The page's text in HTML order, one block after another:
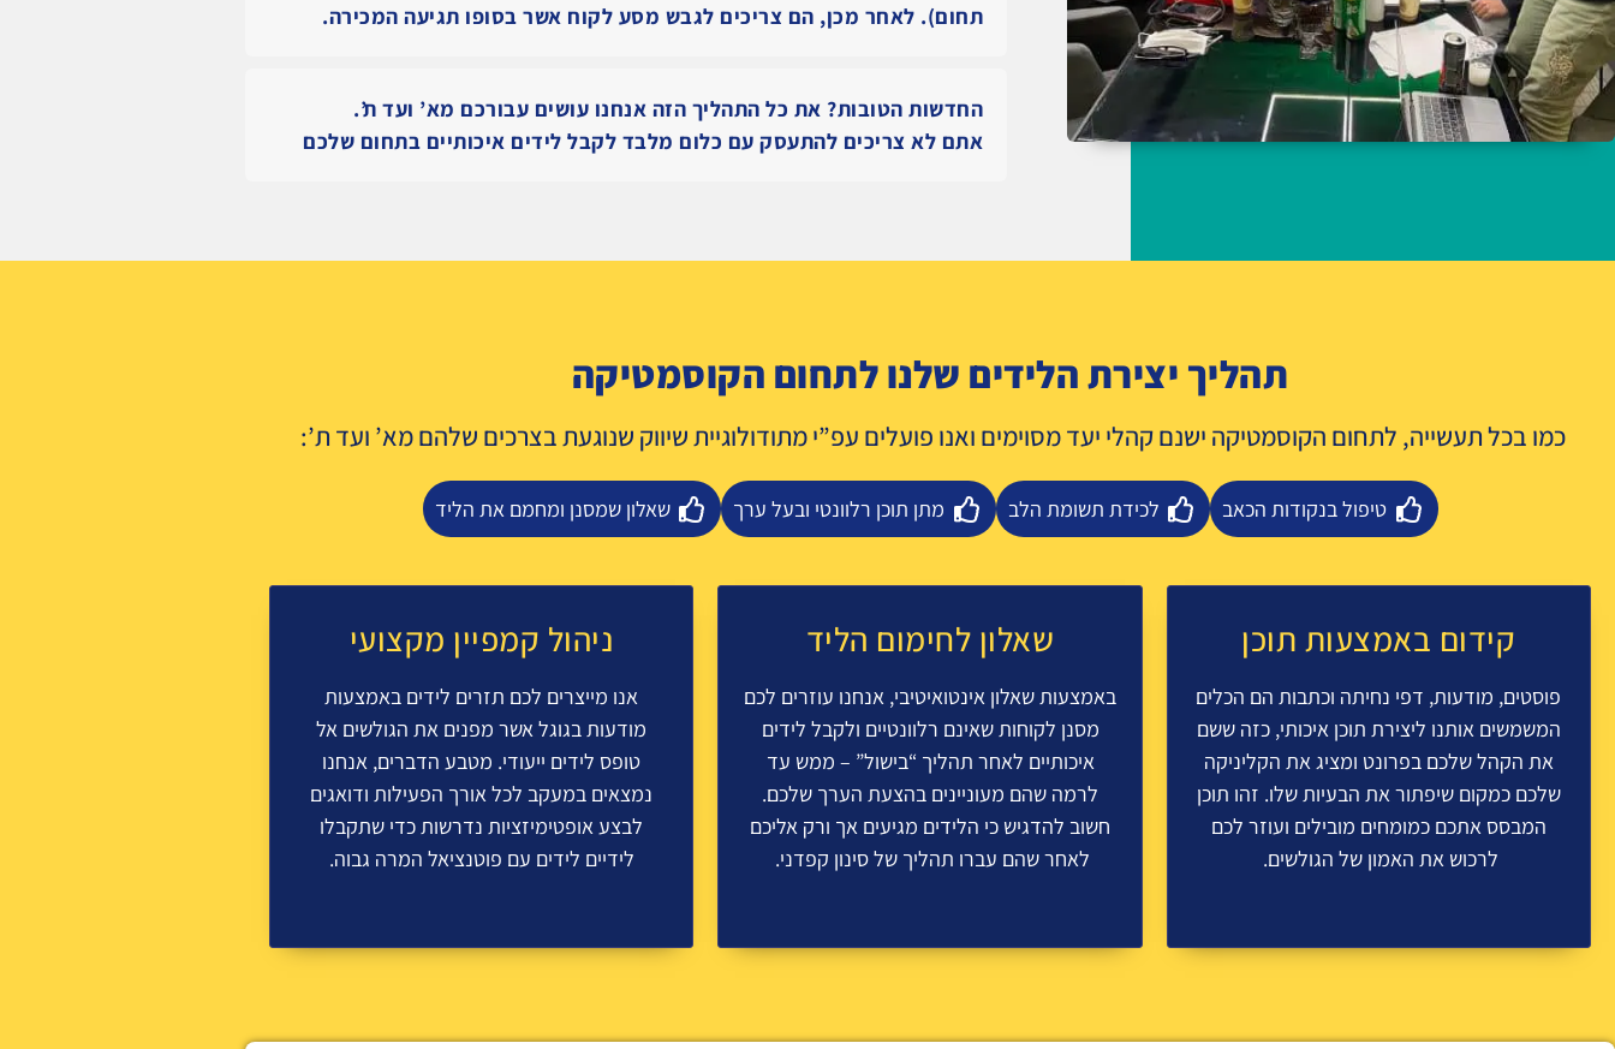
תחום). לאחר מכן, הם צריכים לגבש מסע לקוח אשר בסופו תגיעה המכירה.
החדשות הטובות? את כל התהליך הזה אנחנו עושים עבורכם מא’ ועד ת’.
אתם לא צריכים להתעסק עם כלום מלבד לקבל לידים איכותיים בתחום שלכם
תהליך יצירת הלידים שלנו לתחום הקוסמטיקה
כמו בכל תעשייה, לתחום הקוסמטיקה ישנם קהלי יעד מסוימים ואנו פועלים עפ”י מתודולוגיית שיווק שנוגעת בצרכים שלהם מא’ ועד ת’:
טיפול בנקודות הכאב לכידת תשומת הלב מתן תוכן רלוונטי ובעל ערך שאלון שמסנן ומחמם את הליד
קידום באמצעות תוכן
פוסטים, מודעות, דפי נחיתה וכתבות הם הכלים
המשמשים אותנו ליצירת תוכן איכותי, כזה ששם
את הקהל שלכם בפרונט ומציג את הקליניקה
שלכם כמקום שיפתור את הבעיות שלו. זהו תוכן
המבסס אתכם כמומחים מובילים ועוזר לכם
לרכוש את האמון של הגולשים.
שאלון לחימום הליד
באמצעות שאלון אינטואיטיבי, אנחנו עוזרים לכם
מסנן לקוחות שאינם רלוונטיים ולקבל לידים
איכותיים לאחר תהליך “בישול” – ממש עד
לרמה שהם מעוניינים בהצעת הערך שלכם.
חשוב להדגיש כי הלידים מגיעים אך ורק אליכם
לאחר שהם עברו תהליך של סינון קפדני.
ניהול קמפיין מקצועי
אנו מייצרים לכם תזרים לידים באמצעות
מודעות בגוגל אשר מפנים את הגולשים אל
טופס לידים ייעודי. מטבע הדברים, אנחנו
נמצאים במעקב לכל אורך הפעילות ודואגים
לבצע אופטימיזציות נדרשות כדי שתקבלו
לידיים לידים עם פוטנציאל המרה גבוה.